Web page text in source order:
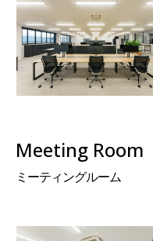
Meeting Room
ミーティングルーム